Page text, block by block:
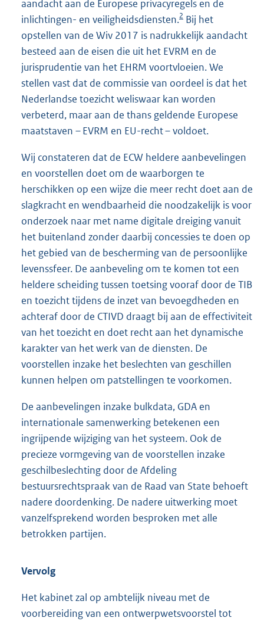
aandacht aan de Europese privacyregels en de
inlichtingen- en veiligheidsdiensten.2 Bij het
opstellen van de Wiv 2017 is nadrukkelijk aandacht
besteed aan de eisen die uit het EVRM en de
jurisprudentie van het EHRM voortvloeien. We
stellen vast dat de commissie van oordeel is dat het
Nederlandse toezicht weliswaar kan worden
verbeterd, maar aan de thans geldende Europese
maatstaven – EVRM en EU-recht – voldoet.
Wij constateren dat de ECW heldere aanbevelingen
en voorstellen doet om de waarborgen te
herschikken op een wijze die meer recht doet aan de
slagkracht en wendbaarheid die noodzakelijk is voor
onderzoek naar met name digitale dreiging vanuit
het buitenland zonder daarbij concessies te doen op
het gebied van de bescherming van de persoonlijke
levenssfeer. De aanbeveling om te komen tot een
heldere scheiding tussen toetsing vooraf door de TIB
en toezicht tijdens de inzet van bevoegdheden en
achteraf door de CTIVD draagt bij aan de effectiviteit
van het toezicht en doet recht aan het dynamische
karakter van het werk van de diensten. De
voorstellen inzake het beslechten van geschillen
kunnen helpen om patstellingen te voorkomen.
De aanbevelingen inzake bulkdata, GDA en
internationale samenwerking betekenen een
ingrijpende wijziging van het systeem. Ook de
precieze vormgeving van de voorstellen inzake
geschilbeslechting door de Afdeling
bestuursrechtspraak van de Raad van State behoeft
nadere doordenking. De nadere uitwerking moet
vanzelfsprekend worden besproken met alle
betrokken partijen.
Vervolg
Het kabinet zal op ambtelijk niveau met de
voorbereiding van een ontwerpwetsvoorstel tot